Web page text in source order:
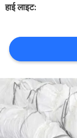
एक
उद्धरण
की
विनती
करे
हाई लाइट: